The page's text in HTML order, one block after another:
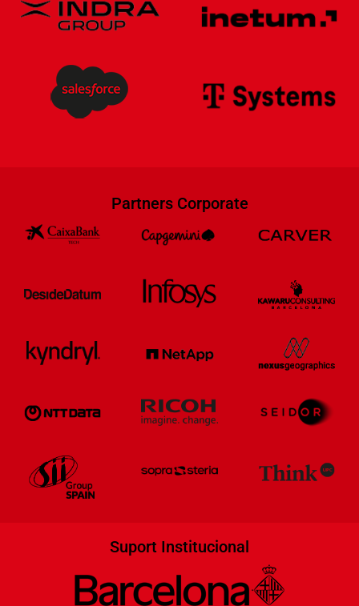
Partners Corporate
Suport Institucional